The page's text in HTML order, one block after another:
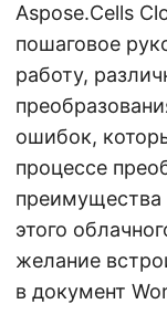
Aspose.Cells
пошаговое
работу,
ошибок,
процессе
преимущества
этого
желание
в документ